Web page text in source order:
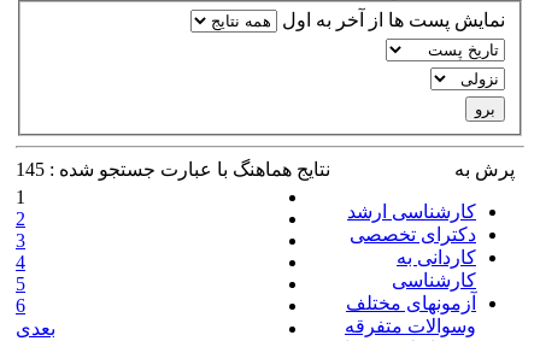
نمایش پست ها از آخر به اول
نتايج هماهنگ با عبارت جستجو شده : 145
1
2
3
4
5
6
بعدی
پرش به
کارشناسی ارشد
دکترای تخصصی
کاردانی به
کارشناسی
آزمونهای مختلف
وسوالات متفرقه